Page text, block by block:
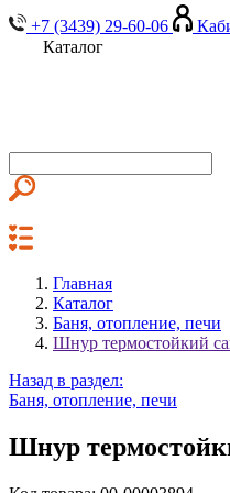
+7 (3439) 29-60-06
Каталог
Главная
Каталог
Баня, отопление, печи
Шнур термостойкий
Назад в раздел:
Баня, отопление, печи
Шнур